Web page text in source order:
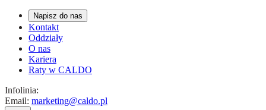
Napisz do nas
Kontakt
Oddziały
O nas
Kariera
Raty w CALDO
Infolinia:
Email: marketing@caldo.pl